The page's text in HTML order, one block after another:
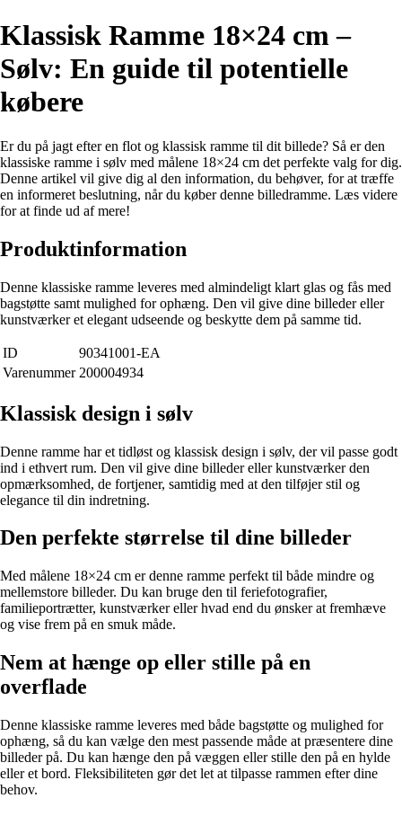
Klassisk Ramme 18×24 cm –
Sølv: En guide til potentielle
købere
Er du på jagt efter en flot og klassisk ramme til dit billede? Så er den
klassiske ramme i sølv med målene 18×24 cm det perfekte valg for dig.
Denne artikel vil give dig al den information, du behøver, for at træffe
en informeret beslutning, når du køber denne billedramme. Læs videre
for at finde ud af mere!
Produktinformation
Denne klassiske ramme leveres med almindeligt klart glas og fås med
bagstøtte samt mulighed for ophæng. Den vil give dine billeder eller
kunstværker et elegant udseende og beskytte dem på samme tid.
ID
90341001-EA
Varenummer 200004934
Klassisk design i sølv
Denne ramme har et tidløst og klassisk design i sølv, der vil passe godt
ind i ethvert rum. Den vil give dine billeder eller kunstværker den
opmærksomhed, de fortjener, samtidig med at den tilføjer stil og
elegance til din indretning.
Den perfekte størrelse til dine billeder
Med målene 18×24 cm er denne ramme perfekt til både mindre og
mellemstore billeder. Du kan bruge den til feriefotografier,
familieportrætter, kunstværker eller hvad end du ønsker at fremhæve
og vise frem på en smuk måde.
Nem at hænge op eller stille på en
overflade
Denne klassiske ramme leveres med både bagstøtte og mulighed for
ophæng, så du kan vælge den mest passende måde at præsentere dine
billeder på. Du kan hænge den på væggen eller stille den på en hylde
eller et bord. Fleksibiliteten gør det let at tilpasse rammen efter dine
behov.